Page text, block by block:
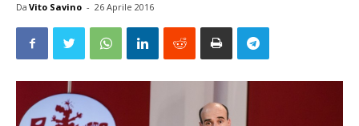
Da Vito Savino - 26 Aprile 2016